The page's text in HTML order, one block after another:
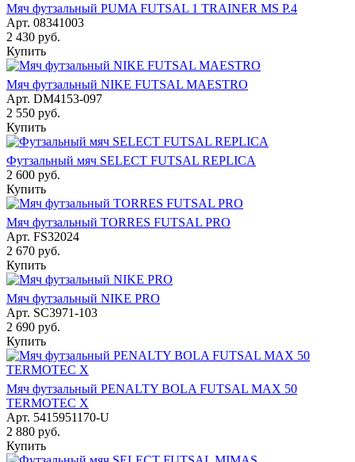
Мяч футзальный PUMA FUTSAL 1 TRAINER MS Р.4
Арт. 08341003
2 430 руб.
Купить
Мяч футзальный NIKE FUTSAL MAESTRO
Арт. DM4153-097
2 550 руб.
Купить
Футзальный мяч SELECT FUTSAL REPLICA
2 600 руб.
Купить
Мяч футзальный TORRES FUTSAL PRO
Арт. FS32024
2 670 руб.
Купить
Мяч футзальный NIKE PRO
Арт. SC3971-103
2 690 руб.
Купить
Мяч футзальный PENALTY BOLA FUTSAL MAX 50
TERMOTEC X
Арт. 5415951170-U
2 880 руб.
Купить